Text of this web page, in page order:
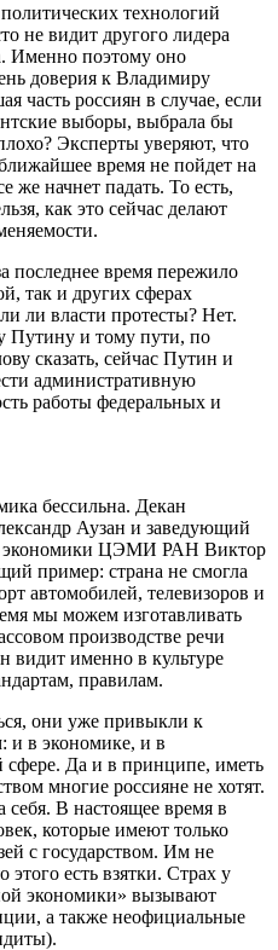
технологий
не видит другого лидера
Именно поэтому оно
доверия к Владимиру
часть россиян в случае, если
выборы, выбрала бы
Эксперты уверяют, что
время не пойдет на
же начнет падать. То есть,
как это сейчас делают
последнее время пережило
так и других сферах
ли власти протесты? Нет.
Путину и тому пути, по
сказать, сейчас Путин и
административную
работы федеральных и
бессильна. Декан
Аузан и заведующий
экономики ЦЭМИ РАН Виктор
пример: страна не смогла
автомобилей, телевизоров и
мы можем изготавливать
производстве речи
видит именно в культуре
правилам.
они уже привыкли к
и в экономике, и в
сфере. Да и в принципе, иметь
многие россияне не хотят.
В настоящее время в
которые имеют только
с государством. Им не
есть взятки. Страх у
экономики» вызывают
а также неофициальные